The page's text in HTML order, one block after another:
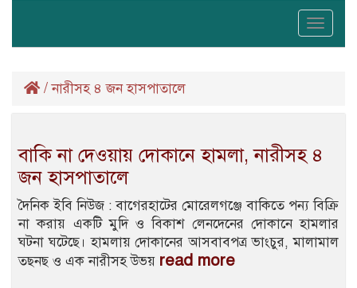
Toggle
/নারীসহ ৪ জন হাসপাতালে
বাকি না দেওয়ায় দোকানে হামলা, নারীসহ ৪
জন হাসপাতালে
দৈনিক ইবি নিউজ : বাগেরহাটের মোরেলগঞ্জে বাকিতে পন্য বিক্রি
না করায় একটি মুদি ও বিকাশ লেনদেনের দোকানে হামলার
ঘটনা ঘটেছে। হামলায় দোকানের আসবাবপত্র ভাংচুর, মালামাল
তছনছ ও এক নারীসহ উভয় read more